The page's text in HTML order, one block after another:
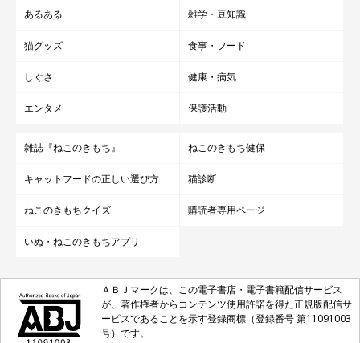
あるある 雑学・豆知識
猫グッズ 食事・フード
しぐさ 健康・病気
エンタメ 保護活動
雑誌『ねこのきもち』 ねこのきもち健保
キャットフードの正しい選び方 猫診断
ねこのきもちクイズ 購読者専用ページ
いぬ・ねこのきもちアプリ
ＡＢＪマークは、この電子書店・電子書籍配信サービス
が、著作権者からコンテンツ使用許諾を得た正規版配信サ
ービスであることを示す登録商標（登録番号 第11091003
号）です。